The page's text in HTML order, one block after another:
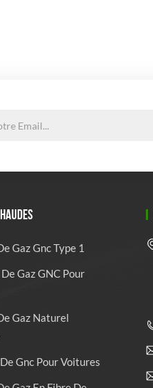
Gaz Gnc Type 1
Gaz GNC Pour
Gaz Naturel
Gnc Pour Voitures